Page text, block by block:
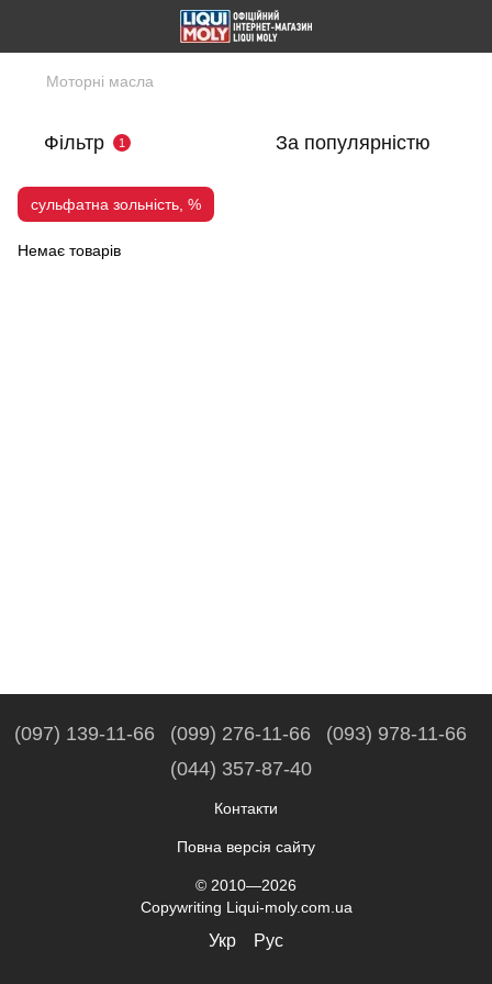
Моторні масла
Фільтр 1 За популярністю
сульфатна зольність, %
Немає товарів
(097) 139-11-66 (099) 276-11-66
(093) 978-11-66
(044) 357-87-40
Контакти
Повна версія сайту
© 2010—2026
Copywriting Liqui-moly.com.ua
Укр Рус